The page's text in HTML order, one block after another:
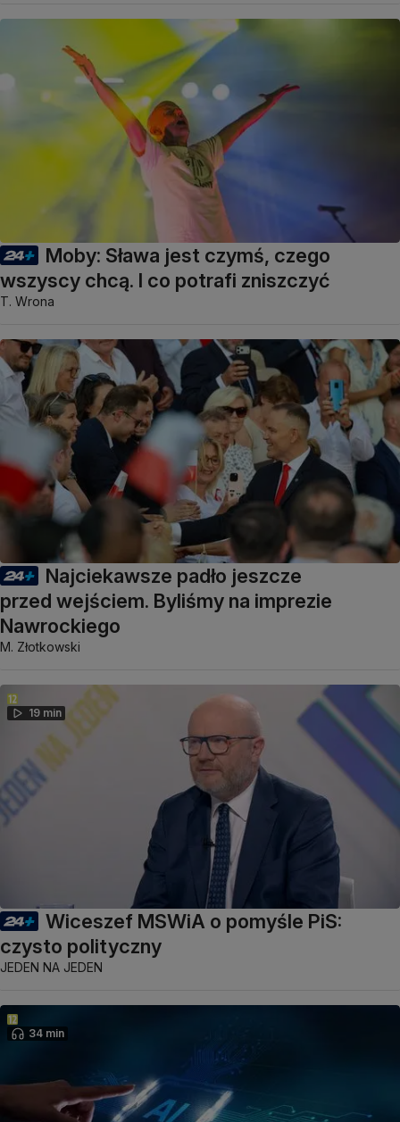
Moby: Sława jest czymś, czego
wszyscy chcą. I co potrafi zniszczyć
T. Wrona
Najciekawsze padło jeszcze
przed wejściem. Byliśmy na imprezie
Nawrockiego
M. Złotkowski
19 min
Wiceszef MSWiA o pomyśle PiS:
czysto polityczny
JEDEN NA JEDEN
34 min